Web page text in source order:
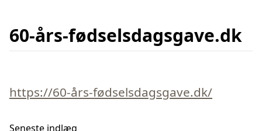
60-års-fødselsdagsgave.dk
https://60-års-fødselsdagsgave.dk/
Seneste indlæg